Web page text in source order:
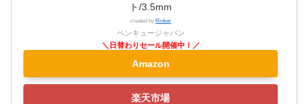
ト/3.5mm
created by Rinker
ベンキュージャパン
Amazon
楽天市場